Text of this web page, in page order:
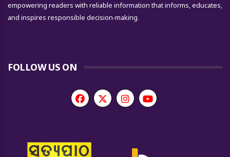
empowering readers with reliable information that informs, educates,
and inspires responsible decision-making.
FOLLOW US ON